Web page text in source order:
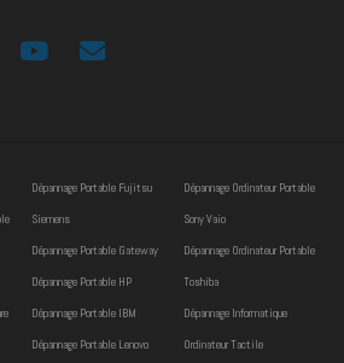
Dépannage Portable Fujitsu
Siemens
Dépannage Portable Gateway
Dépannage Portable HP
Dépannage Portable IBM
Dépannage Portable Lenovo
Dépannage Ordinateur Portable
Sony Vaio
Dépannage Ordinateur Portable
Toshiba
Dépannage Informatique
Ordinateur Tactile